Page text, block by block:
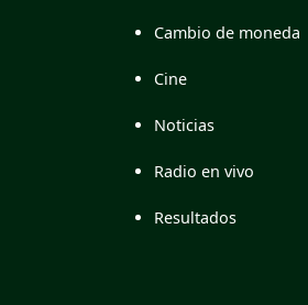
Cambio de moneda
Cine
Noticias
Radio en vivo
Resultados